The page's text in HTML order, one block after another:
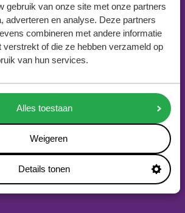
gebruik van onze site met onze partners
adverteren en analyse. Deze partners
combineren met andere informatie
verstrekt of die ze hebben verzameld op
van hun services.
Alles toestaan
Weigeren
Details tonen